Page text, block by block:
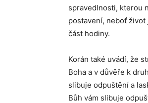
spravedlnosti, kterou
postavení, neboť
část hodiny.
Korán také uvádí, že
Boha a v důvěře k
slibuje odpuštění a
Bůh vám slibuje